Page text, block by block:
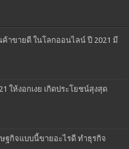
ค้าขายดี ในโลกออนไลน์ ปี 2021 มี
ให้งอกเงย เกิดประโยชน์สุงสุด
ษฐกิจแบบนี้ขายอะไรดี ทำธุรกิจ